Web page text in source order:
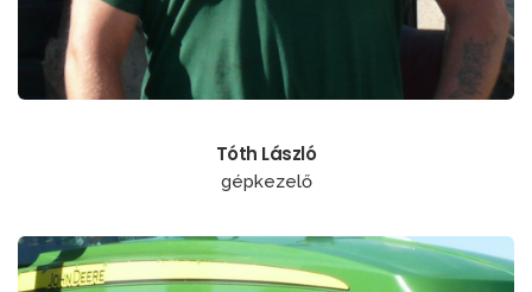
Tóth László
gépkezelő